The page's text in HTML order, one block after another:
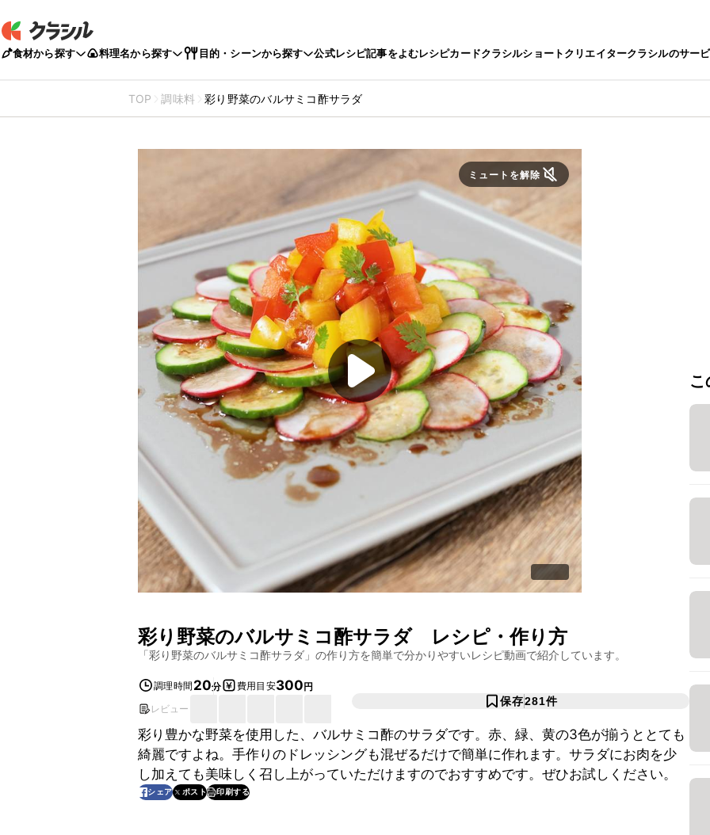
食材から探す 料理名から探す 目的・シーンから探す 公式レシピ記事をよむレシピカードクラシルショートクリエイタークラシルのサー
TOP 調味料 彩り野菜のバルサミコ酢サラダ
ミュートを解除
彩り野菜のバルサミコ酢サラダレシピ・作り方
「彩り野菜のバルサミコ酢サラダ 」の作り方を簡単で分かりやすいレシピ動画で紹介しています。
調理時間 20分 費用目安300円
レビュー
保存281件
彩り豊かな野菜を使用した、バルサミコ酢のサラダです。赤、緑、黄の3色が揃うととても
綺麗ですよね。手作りのドレッシングも混ぜるだけで簡単に作れます。サラダにお肉を少
し加えても美味しく召し上がっていただけますのでおすすめです。ぜひお試しください。
シェア ポスト 印刷する